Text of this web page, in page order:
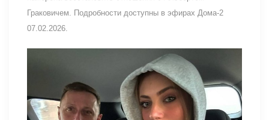
Граковичем. Подробности доступны в эфирах Дома-2
07.02.2026.